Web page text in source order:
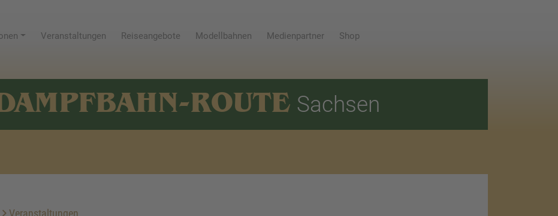
Veranstaltungen Reiseangebote Modellbahnen Medienpartner Shop
ROUTE Sachsen
Veranstaltungen